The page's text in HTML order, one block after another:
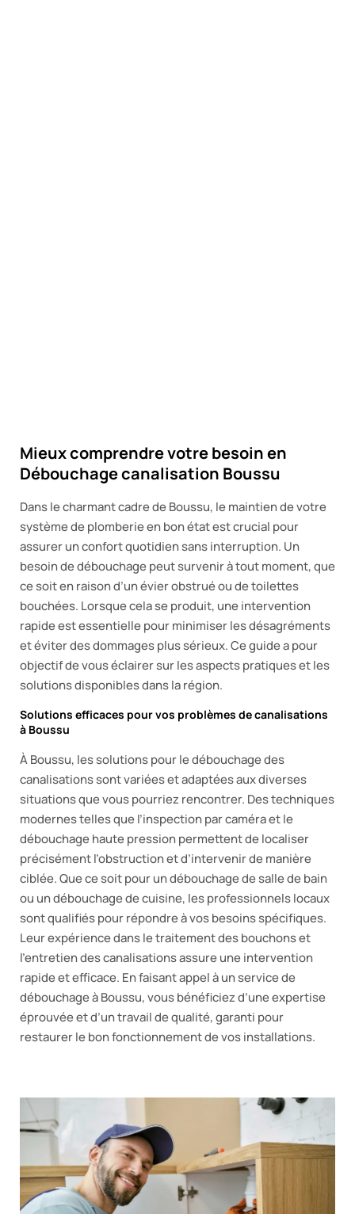
Mieux comprendre votre besoin en
Débouchage canalisation Boussu
Dans le charmant cadre de Boussu, le maintien de votre
système de plomberie en bon état est crucial pour
assurer un confort quotidien sans interruption. Un
besoin de débouchage peut survenir à tout moment, que
ce soit en raison d’un évier obstrué ou de toilettes
bouchées. Lorsque cela se produit, une intervention
rapide est essentielle pour minimiser les désagréments
et éviter des dommages plus sérieux. Ce guide a pour
objectif de vous éclairer sur les aspects pratiques et les
solutions disponibles dans la région.
Solutions efficaces pour vos problèmes de canalisations
à Boussu
À Boussu, les solutions pour le débouchage des
canalisations sont variées et adaptées aux diverses
situations que vous pourriez rencontrer. Des techniques
modernes telles que l’inspection par caméra et le
débouchage haute pression permettent de localiser
précisément l’obstruction et d’intervenir de manière
ciblée. Que ce soit pour un débouchage de salle de bain
ou un débouchage de cuisine, les professionnels locaux
sont qualifiés pour répondre à vos besoins spécifiques.
Leur expérience dans le traitement des bouchons et
l’entretien des canalisations assure une intervention
rapide et efficace. En faisant appel à un service de
débouchage à Boussu, vous bénéficiez d’une expertise
éprouvée et d’un travail de qualité, garanti pour
restaurer le bon fonctionnement de vos installations.